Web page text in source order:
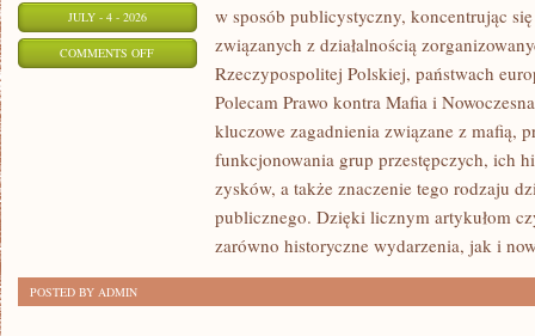
JULY - 4 - 2026
COMMENTS OFFON
TAJEMNICE
NIEWYJAŚNIONE
w sposób publicystyczny, koncentrując
związanych z działalnością
Rzeczypospolitej Polskiej, państwach
Polecam Prawo kontra Mafia i
kluczowe zagadnienia związane z mafią,
funkcjonowania grup przestępczych, ich
zysków, a także znaczenie tego rodzaju
publicznego. Dzięki licznym artykułom
zarówno historyczne wydarzenia, jak i
POSTED BY ADMIN